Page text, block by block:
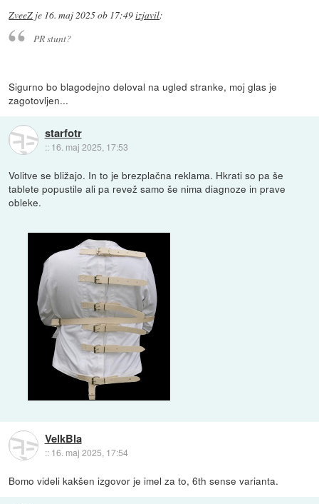
ZveeZ je 16. maj 2025 ob 17:49izjavil:
PR stunt?
Sigurno bo blagodejno deloval na ugled stranke, moj glas je
zagotovljen...
starfotr
:: 16. maj 2025, 17:53
Volitve se bližajo. In to je brezplačna reklama. Hkrati so pa še
tablete popustile ali pa revež samo še nima diagnoze in prave
obleke.
VelkBla
:: 16. maj 2025, 17:54
Bomo videli kakšen izgovor je imel za to, 6th sense varianta.